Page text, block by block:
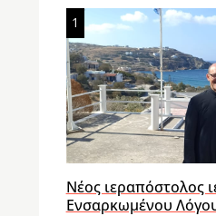
1
Νέος ιεραπόστολος
Ενσαρκωμένου